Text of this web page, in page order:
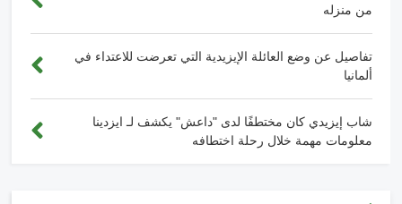
من منزله
تفاصيل عن وضع العائلة الإيزيدية التي تعرضت للاعتداء في
ألمانيا
شاب إيزيدي كان مختطفًا لدى "داعش" يكشف لـ ايزدينا
معلومات مهمة خلال رحلة اختطافه